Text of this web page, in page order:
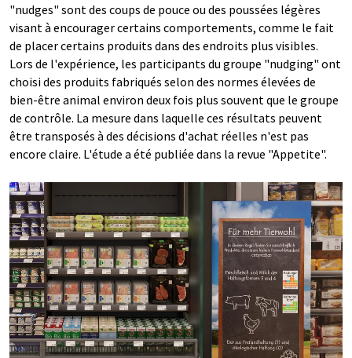
"nudges" sont des coups de pouce ou des poussées légères
visant à encourager certains comportements, comme le fait
de placer certains produits dans des endroits plus visibles.
Lors de l'expérience, les participants du groupe "nudging" ont
choisi des produits fabriqués selon des normes élevées de
bien-être animal environ deux fois plus souvent que le groupe
de contrôle. La mesure dans laquelle ces résultats peuvent
être transposés à des décisions d'achat réelles n'est pas
encore claire. L'étude a été publiée dans la revue "Appetite".